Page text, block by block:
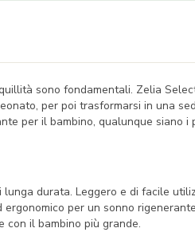
sono fondamentali. Zelia
per poi trasformarsi in una
per il bambino, qualunque siano i
durata. Leggero e di facile
per un sonno
il bambino più grande.